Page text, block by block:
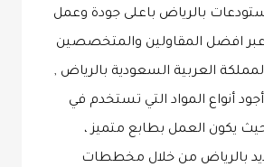
بالرياض باعلى جودة وعمل
عبر افضل المقاولين والمتخصصين
العربية السعودية بالرياض ,
أنواع المواد التي تستخدم في
يكون العمل بطابع متميز ،
بالرياض من خلال مخططات